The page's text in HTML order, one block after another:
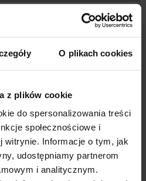
O plikach cookies
z plików cookie
do spersonalizowania treści
społecznościowe i
witrynie. Informacje o tym, jak
udostępniamy partnerom
i analitycznym.
VALLEVE
RĘKAW CZARNA
FIT
269,00 ZŁ